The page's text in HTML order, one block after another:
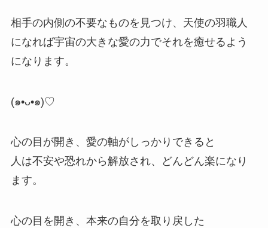
相手の内側の不要なものを見つけ、天使の羽職人
になれば宇宙の大きな愛の力でそれを癒せるよう
になります。
(๑•ᴗ•๑)♡
心の目が開き、愛の軸がしっかりできると
人は不安や恐れから解放され、どんどん楽になり
ます。
心の目を開き、本来の自分を取り戻した